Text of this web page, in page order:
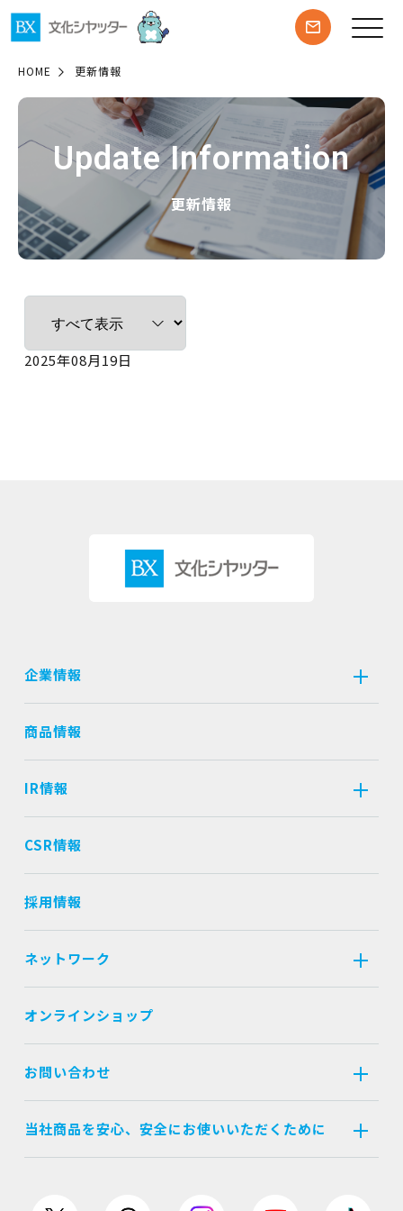
HOME 更新情報
Update Information
更新情報
2025年08月19日
企業情報
商品情報
IR情報
CSR情報
採用情報
ネットワーク
オンラインショップ
お問い合わせ
当社商品を安心、安全にお使いいただくために